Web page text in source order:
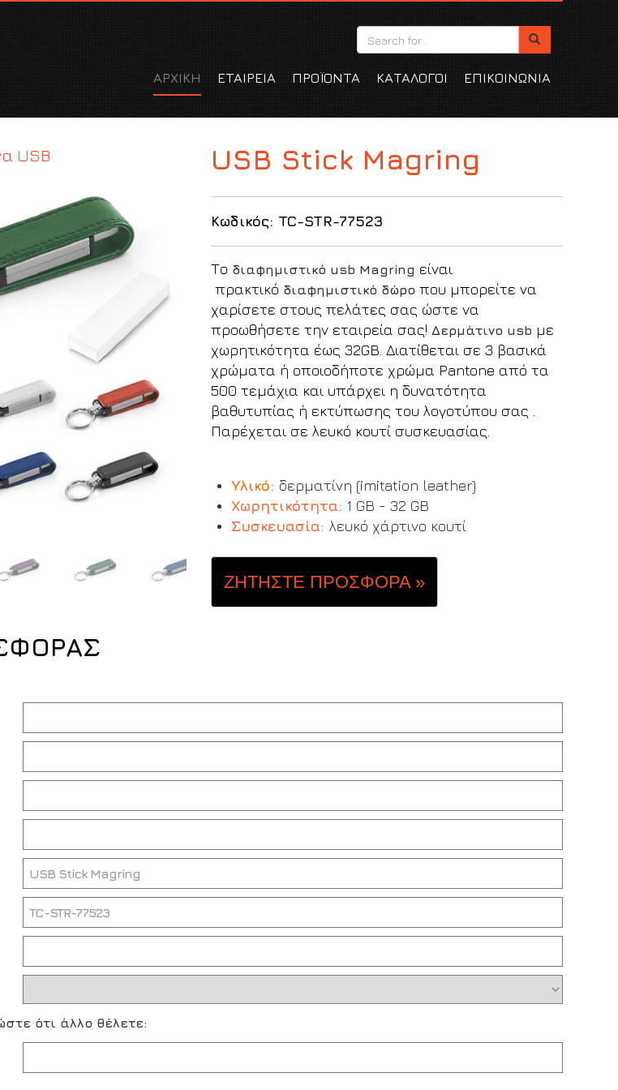
ΑΡΧΙΚΗ ΕΤΑΙΡΕΙΑ ΠΡΟΪΟΝΤΑ ΚΑΤΑΛΟΓΟΙ ΕΠΙΚΟΙΝΩΝΙΑ
USB USB Stick Magring
Κωδικός: TC-STR-77523
Το διαφημιστικό usb Magring είναι
πρακτικό διαφημιστικό δώρο που μπορείτε να
χαρίσετε στους πελάτες σας ώστε να
προωθήσετε την εταιρεία σας! Δερμάτινο usb με
χωρητικότητα έως 32GB. Διατίθεται σε 3 βασικά
χρώματα ή οποιοδήποτε χρώμα Pantone από τα
500 τεμάχια και υπάρχει η δυνατότητα
βαθυτυπίας ή εκτύπωσης του λογοτύπου σας .
Παρέχεται σε λευκό κουτί συσκευασίας.
Υλικό: δερματίνη (imitation leather)
Χωρητικότητα: 1 GB - 32 GB
Συσκευασία: λευκό χάρτινο κουτί
ΖΗΤΗΣΤΕ ΠΡΟΣΦΟΡΑ »
ότι άλλο θέλετε: